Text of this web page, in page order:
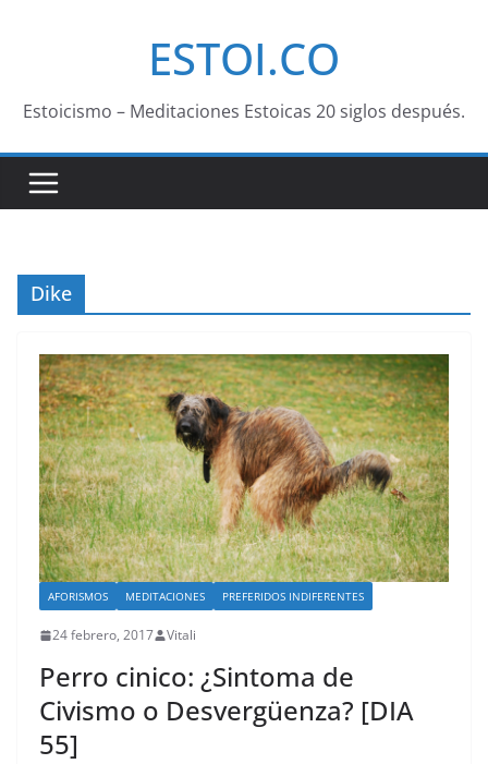
ESTOI.CO
Estoicismo – Meditaciones Estoicas 20 siglos después.
Dike
AFORISMOS MEDITACIONES PREFERIDOS INDIFERENTES
24 febrero, 2017 Vitali
Perro cinico: ¿Sintoma de
Civismo o Desvergüenza? [DIA
55]